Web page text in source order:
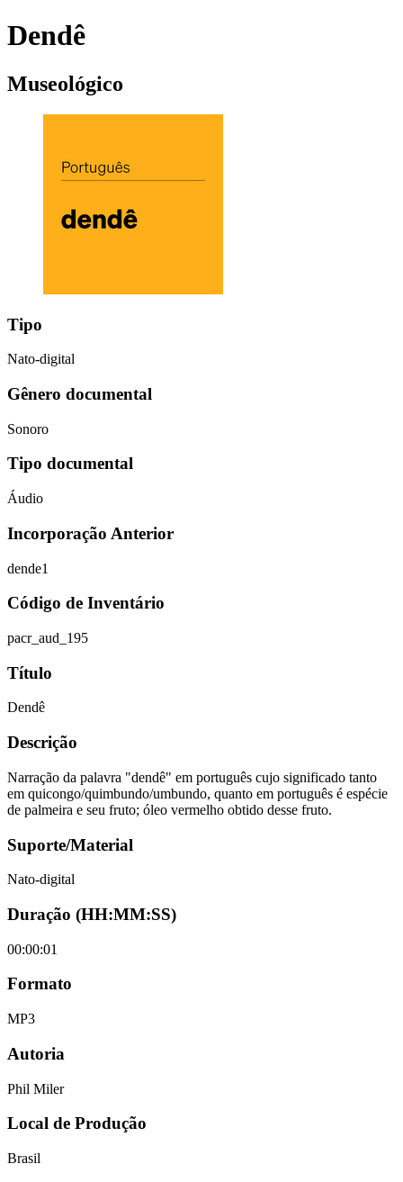
Dendê
Museológico
Tipo
Nato-digital
Gênero documental
Sonoro
Tipo documental
Áudio
Incorporação Anterior
dende1
Código de Inventário
pacr_aud_195
Título
Dendê
Descrição
Narração da palavra "dendê" em português cujo significado tanto
em quicongo/quimbundo/umbundo, quanto em português é espécie
de palmeira e seu fruto; óleo vermelho obtido desse fruto.
Suporte/Material
Nato-digital
Duração (HH:MM:SS)
00:00:01
Formato
MP3
Autoria
Phil Miler
Local de Produção
Brasil